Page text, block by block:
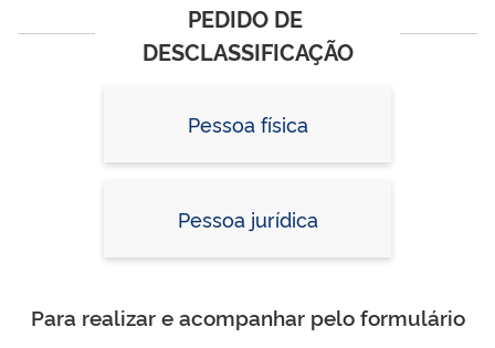
PEDIDO DE
DESCLASSIFICAÇÃO
Pessoa física
Pessoa jurídica
Para realizar e acompanhar pelo formulário